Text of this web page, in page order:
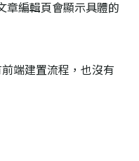
編輯頁會顯示具體的
端建置流程，也沒有